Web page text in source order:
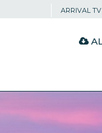
ARRIVAL TV